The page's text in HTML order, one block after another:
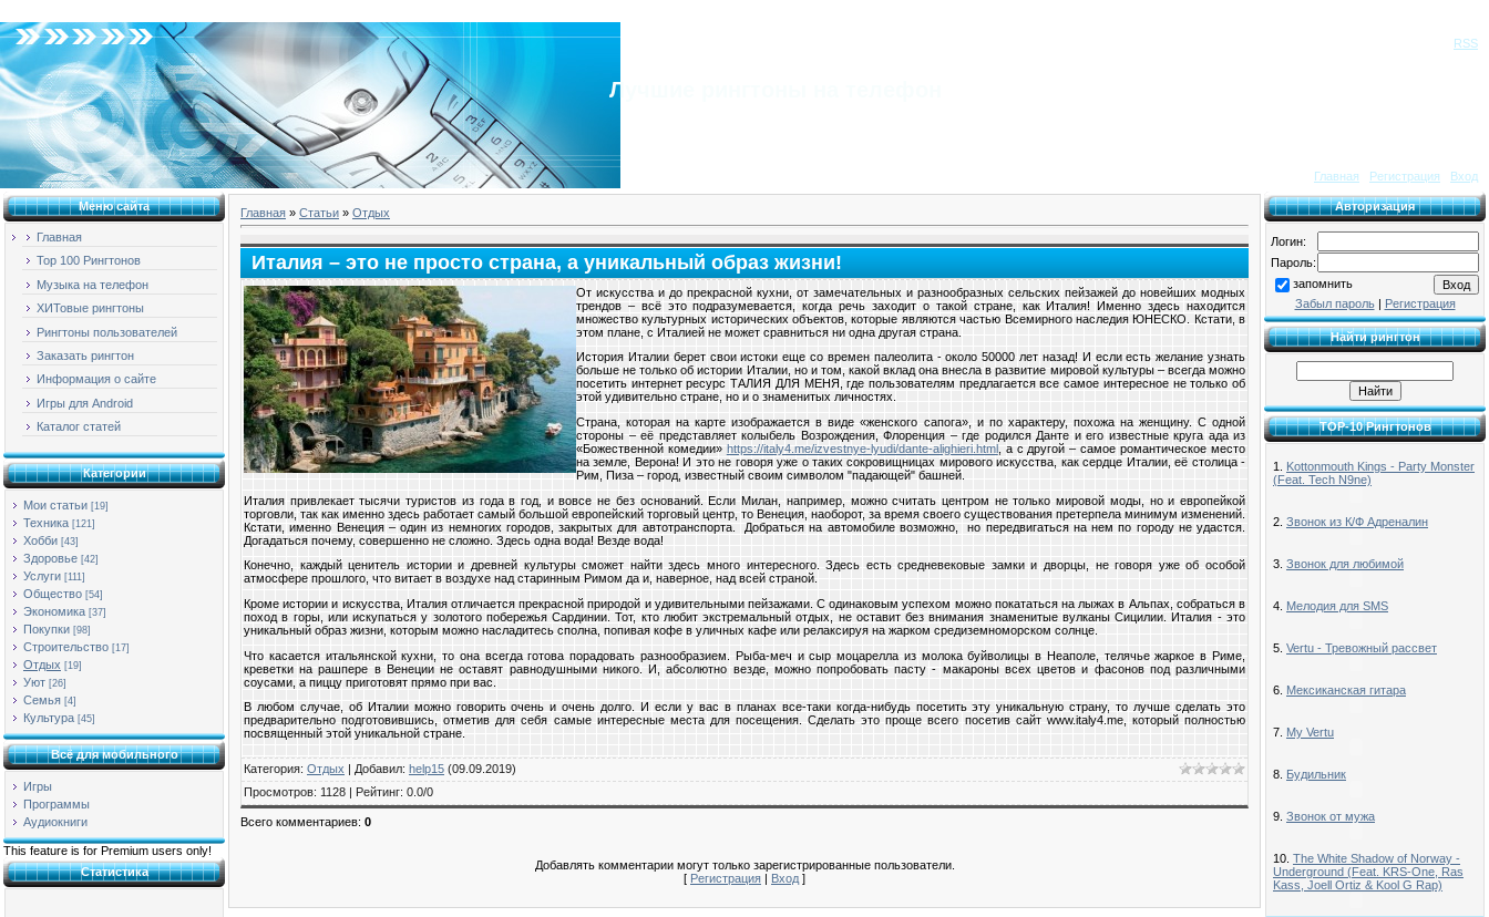
RSS
Лучшие рингтоны на телефон
Главная Регистрация Вход
Меню сайта
Главная
Top 100 Рингтонов
Музыка на телефон
ХИТовые рингтоны
Рингтоны пользователей
Заказать рингтон
Информация о сайте
Игры для Android
Каталог статей
Категории
Мои статьи [19]
Техника [121]
Хобби [43]
Здоровье [42]
Услуги [111]
Общество [54]
Экономика [37]
Покупки [98]
Строительство [17]
Отдых [19]
Уют [26]
Семья [4]
Культура [45]
Всё для мобильного
Игры
Программы
Аудиокниги
This feature is for Premium users only!
Статистика
Главная » Статьи » Отдых
Италия – это не просто страна, а уникальный образ жизни!
От искусства и до прекрасной кухни, от замечательных и разнообразных сельских пейзажей до новейших модных
трендов – всё это подразумевается, когда речь заходит о такой стране, как Италия! Именно здесь находится
множество культурных исторических объектов, которые являются частью Всемирного наследия ЮНЕСКО. Кстати, в
этом плане, с Италией не может сравниться ни одна другая страна.
История Италии берет свои истоки еще со времен палеолита - около 50000 лет назад! И если есть желание узнать
больше не только об истории Италии, но и том, какой вклад она внесла в развитие мировой культуры – всегда можно
посетить интернет ресурс ТАЛИЯ ДЛЯ МЕНЯ, где пользователям предлагается все самое интересное не только об
этой удивительно стране, но и о знаменитых личностях.
Страна, которая на карте изображается в виде «женского сапога», и по характеру, похожа на женщину. С одной
стороны – её представляет колыбель Возрождения, Флоренция – где родился Данте и его известные круга ада из
«Божественной комедии» https://italy4.me/izvestnye-lyudi/dante-alighieri.html, а с другой – самое романтическое место
на земле, Верона! И это не говоря уже о таких сокровищницах мирового искусства, как сердце Италии, её столица -
Рим, Пиза – город, известный своим символом "падающей" башней.
Италия привлекает тысячи туристов из года в год, и вовсе не без оснований. Если Милан, например, можно считать центром не только мировой моды, но и европейкой
торговли, так как именно здесь работает самый большой европейский торговый центр, то Венеция, наоборот, за время своего существования претерпела минимум изменений.
Кстати, именно Венеция – один из немногих городов, закрытых для автотранспорта. Добраться на автомобиле возможно, но передвигаться на нем по городу не удастся.
Догадаться почему, совершенно не сложно. Здесь одна вода! Везде вода!
Конечно, каждый ценитель истории и древней культуры сможет найти здесь много интересного. Здесь есть средневековые замки и дворцы, не говоря уже об особой
атмосфере прошлого, что витает в воздухе над старинным Римом да и, наверное, над всей страной.
Кроме истории и искусства, Италия отличается прекрасной природой и удивительными пейзажами. С одинаковым успехом можно покататься на лыжах в Альпах, собраться в
поход в горы, или искупаться у золотого побережья Сардинии. Тот, кто любит экстремальный отдых, не оставит без внимания знаменитые вулканы Сицилии. Италия - это
уникальный образ жизни, которым можно насладитесь сполна, попивая кофе в уличных кафе или релаксируя на жарком средиземноморском солнце.
Что касается итальянской кухни, то она всегда готова порадовать разнообразием. Рыба-меч и сыр моцарелла из молока буйволицы в Неаполе, телячье жаркое в Риме,
креветки на рашпере в Венеции не оставят равнодушными никого. И, абсолютно везде, можно попробовать пасту - макароны всех цветов и фасонов под различными
соусами, а пиццу приготовят прямо при вас.
В любом случае, об Италии можно говорить очень и очень долго. И если у вас в планах все-таки когда-нибудь посетить эту уникальную страну, то лучше сделать это
предварительно подготовившись, отметив для себя самые интересные места для посещения. Сделать это проще всего посетив сайт www.italy4.me, который полностью
посвященный этой уникальной стране.
Категория: Отдых | Добавил: help15 (09.09.2019)
Просмотров: 1128 | Рейтинг: 0.0/0
Всего комментариев: 0
Добавлять комментарии могут только зарегистрированные пользователи.
[ Регистрация | Вход ]
Авторизация
Логин:
Пароль:
запомнить
Забыл пароль| Регистрация
Найти рингтон
TOP-10 Рингтонов
1. Kottonmouth Kings - Party Monster
(Feat. Tech N9ne)
2. Звонок из К/Ф Адреналин
3. Звонок для любимой
4. Мелодия для SMS
5. Vertu - Тревожный рассвет
6. Мексиканская гитара
7. My Vertu
8. Будильник
9. Звонок от мужа
10. The White Shadow of Norway -
Underground (Feat. KRS-One, Ras
Kass, Joell Ortiz & Kool G Rap)